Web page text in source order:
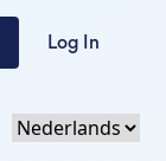
Log In